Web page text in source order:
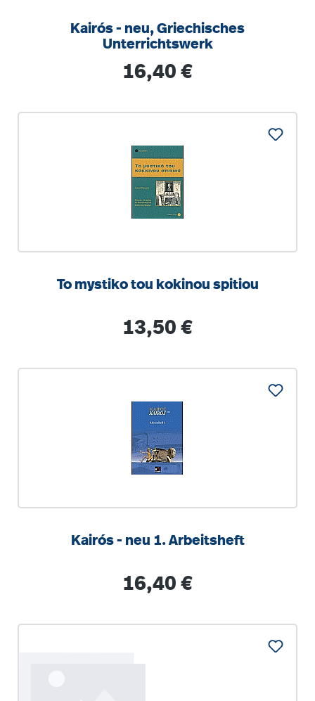
Kairós - neu, Griechisches
Unterrichtswerk
Regulärer Preis:
16,40 €
To mystiko tou kokinou spitiou
Regulärer Preis:
13,50 €
Kairós - neu 1. Arbeitsheft
Regulärer Preis:
16,40 €